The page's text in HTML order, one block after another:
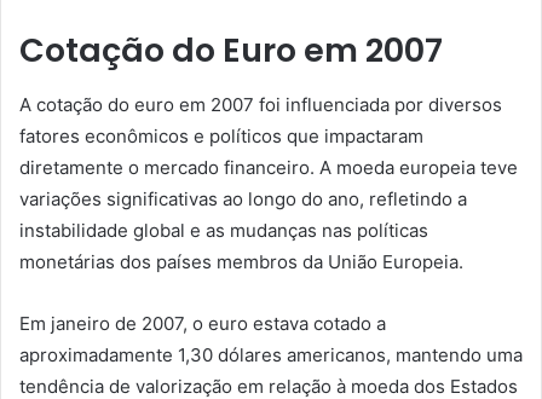
Cotação do Euro em 2007
A cotação do euro em 2007 foi influenciada por diversos
fatores econômicos e políticos que impactaram
diretamente o mercado financeiro. A moeda europeia teve
variações significativas ao longo do ano, refletindo a
instabilidade global e as mudanças nas políticas
monetárias dos países membros da União Europeia.
Em janeiro de 2007, o euro estava cotado a
aproximadamente 1,30 dólares americanos, mantendo uma
tendência de valorização em relação à moeda dos Estados